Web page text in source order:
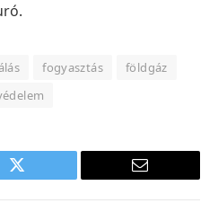
fogyasztás
földgáz
Twitter
E-